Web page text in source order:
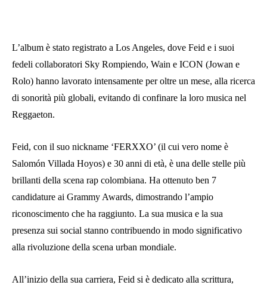
L’album è stato registrato a Los Angeles, dove Feid e i suoi
fedeli collaboratori Sky Rompiendo, Wain e ICON (Jowan e
Rolo) hanno lavorato intensamente per oltre un mese, alla ricerca
di sonorità più globali, evitando di confinare la loro musica nel
Reggaeton.
Feid, con il suo nickname ‘FERXXO’ (il cui vero nome è
Salomón Villada Hoyos) e 30 anni di età, è una delle stelle più
brillanti della scena rap colombiana. Ha ottenuto ben 7
candidature ai Grammy Awards, dimostrando l’ampio
riconoscimento che ha raggiunto. La sua musica e la sua
presenza sui social stanno contribuendo in modo significativo
alla rivoluzione della scena urban mondiale.
All’inizio della sua carriera, Feid si è dedicato alla scrittura,